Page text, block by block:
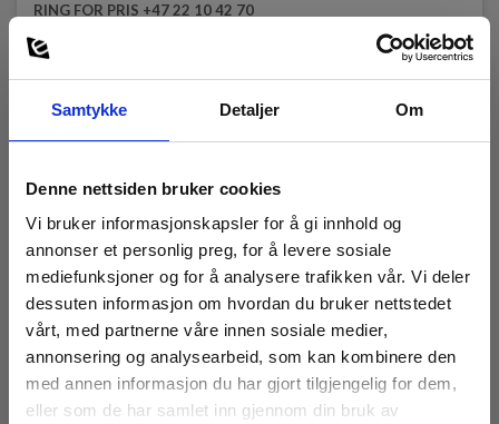
Samtykke Detaljer Om
Denne nettsiden bruker cookies
Vi bruker informasjonskapsler for å gi innhold og
annonser et personlig preg, for å levere sosiale
mediefunksjoner og for å analysere trafikken vår. Vi deler
dessuten informasjon om hvordan du bruker nettstedet
vårt, med partnerne våre innen sosiale medier,
annonsering og analysearbeid, som kan kombinere den
med annen informasjon du har gjort tilgjengelig for dem,
eller som de har samlet inn gjennom din bruk av
RING FOR PRIS +47 22 10 42 70